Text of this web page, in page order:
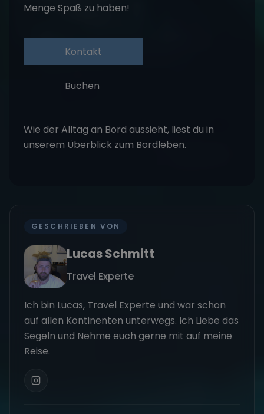
Menge Spaß zu haben!
Kontakt
Buchen
Wie der Alltag an Bord aussieht, liest du in
unserem Überblick zum Bordleben.
GESCHRIEBEN VON
Lucas Schmitt
Travel Experte
Ich bin Lucas, Travel Experte und war schon
auf allen Kontinenten unterwegs. Ich Liebe das
Segeln und Nehme euch gerne mit auf meine
Reise.